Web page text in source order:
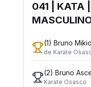
041 | KATA |
(1) Bruno
de Karate
(2) Bruno
Karate Osasco